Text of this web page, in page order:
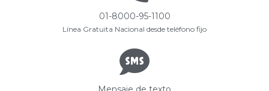
01-8000-95-1100
Línea Gratuita Nacional desde teléfono fijo